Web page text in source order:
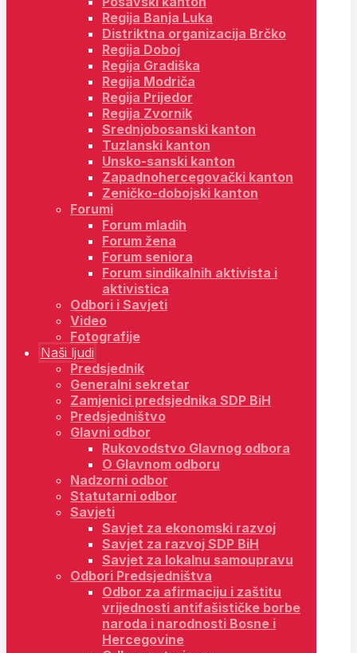
Regija Banja Luka
Distriktna organizacija Brčko
Regija Doboj
Regija Gradiška
Regija Modriča
Regija Prijedor
Regija Zvornik
Srednjobosanski kanton
Tuzlanski kanton
Unsko-sanski kanton
Zapadnohercegovački kanton
Zeničko-dobojski kanton
Forumi
Forum mladih
Forum žena
Forum seniora
Forum sindikalnih aktivista i
aktivistica
Odbori i Savjeti
Video
Fotografije
Naši ljudi
Predsjednik
Generalni sekretar
Zamjenici predsjednika SDP BiH
Predsjedništvo
Glavni odbor
Rukovodstvo Glavnog odbora
O Glavnom odboru
Nadzorni odbor
Statutarni odbor
Savjeti
Savjet za ekonomski razvoj
Savjet za razvoj SDP BiH
Savjet za lokalnu samoupravu
Odbori Predsjedništva
Odbor za afirmaciju i zaštitu
vrijednosti antifašističke borbe
naroda i narodnosti Bosne i
Hercegovine